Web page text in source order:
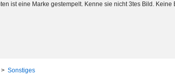
ist eine Marke gestempelt. Kenne sie nicht 3tes Bild. Keine
> Sonstiges